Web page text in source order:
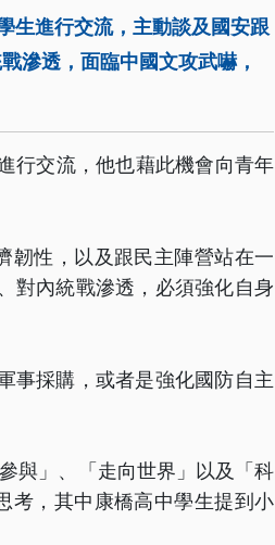
生進行交流，主動談及國安跟
滲透，面臨中國文攻武嚇，
行交流，他也藉此機會向青年
韌性，以及跟民主陣營站在一
對內統戰滲透，必須強化自身
事採購，或者是強化國防自主
與」、「走向世界」以及「科
考，其中康橋高中學生提到小